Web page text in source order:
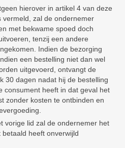
hierover in artikel 4 van deze
zal de ondernemer
met bekwame spoed doch
tenzij een andere
Indien de bezorging
een bestelling niet dan wel
uitgevoerd, ontvangt de
30 dagen nadat hij de bestelling
consument heeft in dat geval het
zonder kosten te ontbinden en
vorige lid zal de ondernemer het
heeft onverwijld